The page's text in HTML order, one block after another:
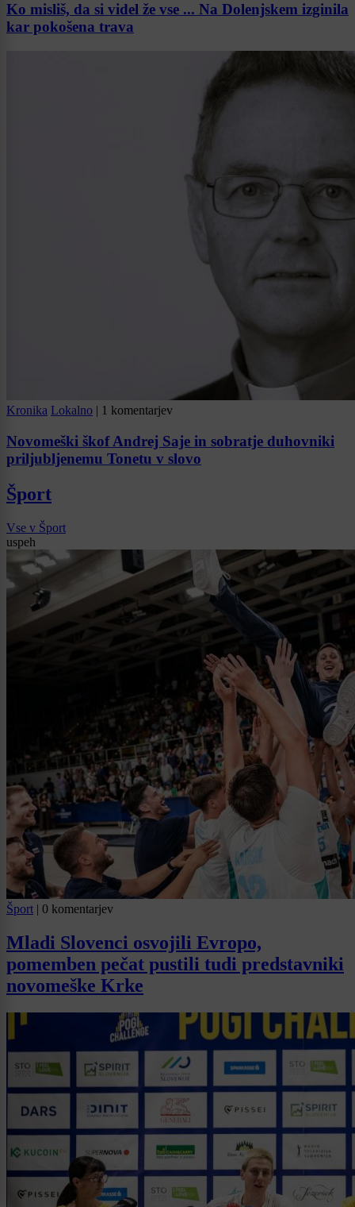
Ko misliš, da si videl že vse ... Na Dolenjskem izginila
kar pokošena trava
Kronika Lokalno | 1 komentarjev
Novomeški škof Andrej Saje in sobratje duhovniki
priljubljenemu Tonetu v slovo
Šport
Vse v Šport
uspeh
Šport | 0 komentarjev
Mladi Slovenci osvojili Evropo,
pomemben pečat pustili tudi predstavniki
novomeške Krke